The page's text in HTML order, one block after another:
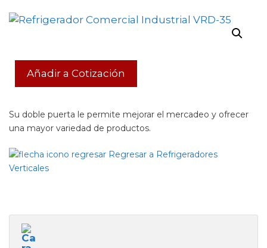
Añadir a Cotización
Su doble puerta le permite mejorar el mercadeo y ofrecer
una mayor variedad de productos.
Regresar a Refrigeradores
Verticales